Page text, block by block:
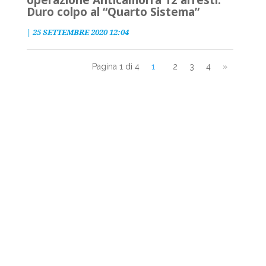
Duro colpo al “Quarto Sistema”
| 25 SETTEMBRE 2020 12:04
Pagina 1 di 4 1 2 3 4 »